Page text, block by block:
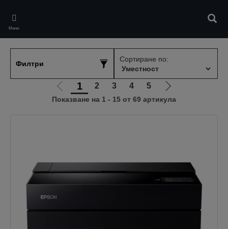
main
content
Меню
Филтри
Сортиране по:
Отиди
на
1 2 3 4 5
Отиди
на
Показване на 1 - 15 от 69 артикула